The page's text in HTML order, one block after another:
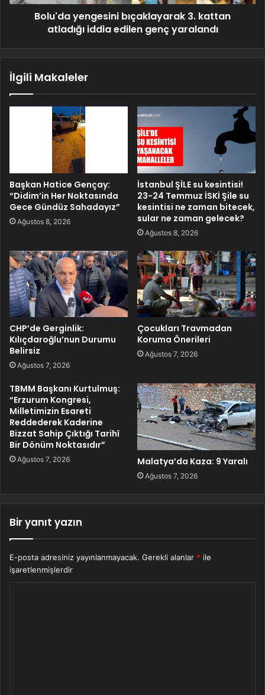
Bolu'da yengesini bıçaklayarak 3. kattan
atladığı iddia edilen genç yaralandı
İlgili Makaleler
Başkan Hatice Gençay:
“Didim’in Her Noktasında
Gece Gündüz Sahadayız”
Ağustos 8, 2026
İstanbul ŞİLE su kesintisi!
23-24 Temmuz İSKİ Şile su
kesintisi ne zaman bitecek,
sular ne zaman gelecek?
Ağustos 8, 2026
CHP’de Gerginlik:
Kılıçdaroğlu’nun Durumu
Belirsiz
Ağustos 7, 2026
Çocukları Travmadan
Koruma Önerileri
Ağustos 7, 2026
TBMM Başkanı Kurtulmuş:
“Erzurum Kongresi,
Milletimizin Esareti
Reddederek Kaderine
Bizzat Sahip Çıktığı Tarihî
Bir Dönüm Noktasıdır”
Ağustos 7, 2026 Malatya’da Kaza: 9 Yaralı
Ağustos 7, 2026
Bir yanıt yazın
E-posta adresiniz yayınlanmayacak. Gerekli alanlar * ile
işaretlenmişlerdir